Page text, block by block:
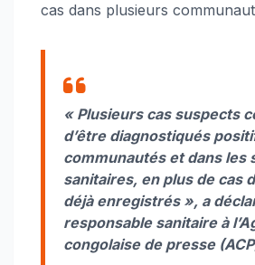
cas dans plusieurs
« Plusieurs cas suspects
d’être diagnostiqués
communautés et dans les
sanitaires, en plus de cas
déjà enregistrés », a
responsable sanitaire à
congolaise de presse